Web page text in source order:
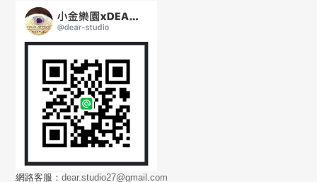
網路客服：dear.studio27@gmail.com